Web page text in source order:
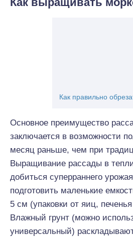
Как правильно
Основное преимущество
заключается в возможности
месяц раньше, чем при
Выращивание рассады в
добиться суперраннего
подготовить маленькие
5 см (упаковки от яиц,
Влажный грунт (можно
универсальный)